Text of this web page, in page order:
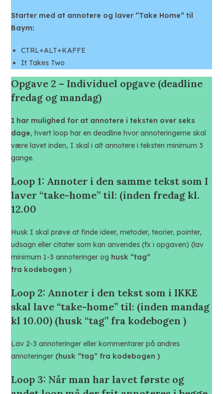
Starter med at annotere og laver “Take Home” til
Baym:
CTRL+ALT+KAFFE
It Takes Two
Opgave 2 – Individuel opgave (deadline
fredag og mandag)
I har mulighed for at annotere i teksten over seks
dage, hvert loop har en deadline hvor annoteringerne skal
være lavet inden, I skal i alt annotere i teksten minimum 3
gange.
Loop 1: Annoter i den samme tekst som I
laver “take-home” til: (inden fredag kl.
12.00
Husk I skal prøve at finde ideer, metoder, teorier, pointer,
udsagn eller citater som kan anvendes (fx i opgaven) (lav
minimum 1-3 annoteringer og husk “tag”
fra kodebogen )
Loop 2: Annoter i den tekst som i IKKE
skal lave “take-home” til: (inden mandag
kl 10.00) (husk “tag” fra kodebogen )
Lav 2-3 annoteringer eller kommentarer på andres
annoteringer (husk “tag” fra kodebogen )
Loop 3: Når man har lavet første og